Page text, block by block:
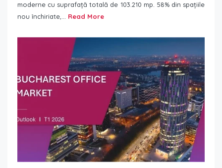
moderne cu suprafață totală de 103.210 mp. 58% din spațiile
nou închiriate,... Read More